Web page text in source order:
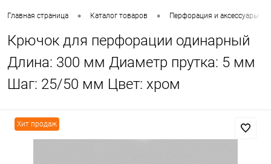
Главная страница • Каталог товаров • Перфорация и аксессуары
Крючок для перфорации одинарный
Длина: 300 мм Диаметр прутка: 5 мм
Шаг: 25/50 мм Цвет: хром
Хит продаж